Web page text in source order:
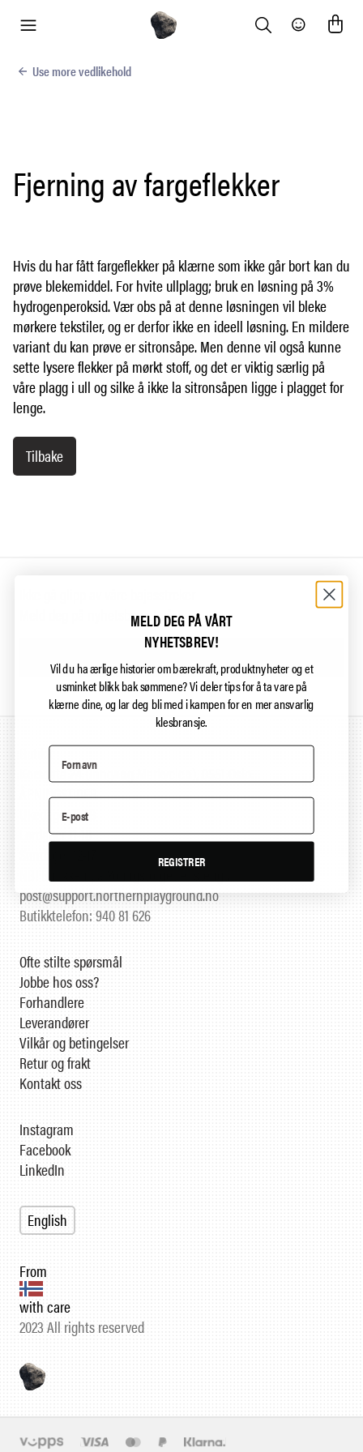
Search Community
Use more vedlikehold
Fjerning av fargeflekker
Hvis du har fått fargeflekker på klærne som ikke går bort kan du
prøve blekemiddel. For hvite ullplagg; bruk en løsning på 3%
hydrogenperoksid. Vær obs på at denne løsningen vil bleke
mørkere tekstiler, og er derfor ikke en ideell løsning. En mildere
variant du kan prøve er sitronsåpe. Men denne vil også kunne
sette lysere flekker på mørkt stoff, og det er viktig særlig på
våre plagg i ull og silke å ikke la sitronsåpen ligge i plagget for
lenge.
Tilbake
Meld deg på nyhetsbrevet vårt
Butikk
Korsgata 24 (inngang Markveien), 0551 Oslo
ÅPNINGSTIDER
Ukedager 11-18
Lørdager 11-18
NB! Butikken på Youngstorget er stengt.
post@support.northernplayground.no
Butikktelefon: 940 81 626
Ofte stilte spørsmål
Jobbe hos oss?
Forhandlere
Leverandører
Vilkår og betingelser
Retur og frakt
Kontakt oss
From
with care
2023 All rights reserved
Instagram
Facebook
LinkedIn
English
MELD DEG PÅ VÅRT
NYHETSBREV!
Vil du ha ærlige historier om bærekraft, produktnyheter og et
usminket blikk bak sømmene?Vi deler tips for å ta vare på
klærne dine, og lar deg bli med i kampen for en mer ansvarlig
klesbransje.
REGISTRER